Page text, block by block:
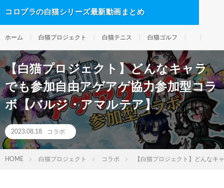
コロプラの白猫シリーズ最新動画まとめ
ホーム 白猫プロジェクト 白猫テニス 白猫ゴルフ
【白猫プロジェクト】どんなキャラ
でも参加自由アゲアゲ協力参加型コラ
ボ【バルジ・アマルテア】
2023.08.18 コラボ
HOME 白猫プロジェクト コラボ 【白猫プロジェクト】どんなキ